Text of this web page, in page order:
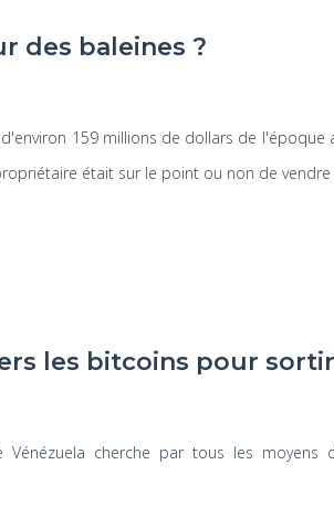
des baleines ?
159 millions de dollars de
était sur le point ou non de
les bitcoins pour
Vénézuela cherche par tous les